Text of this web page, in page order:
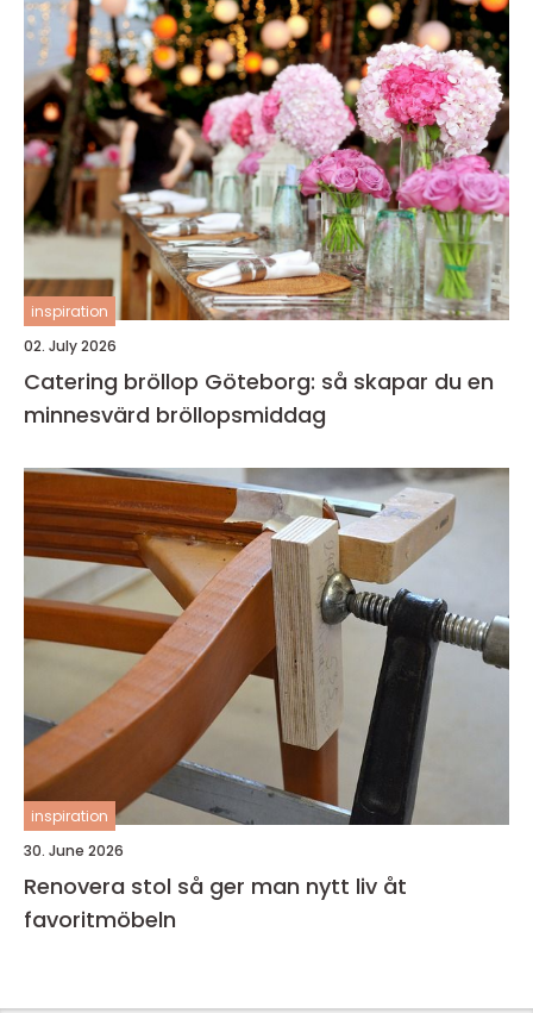
inspiration
02. July 2026
Catering bröllop Göteborg: så skapar du en
minnesvärd bröllopsmiddag
inspiration
30. June 2026
Renovera stol så ger man nytt liv åt
favoritmöbeln